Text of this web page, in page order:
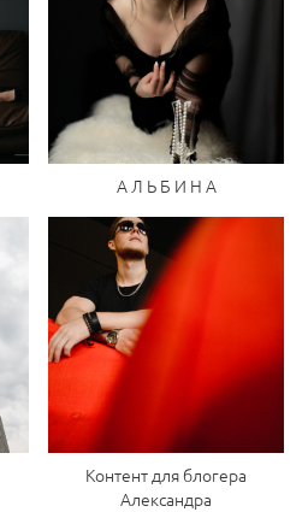
А Л Ь Б И Н А
Контент для блогера
Александра